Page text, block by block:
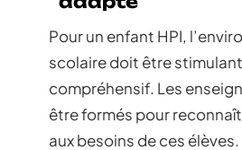
Pour un enfant HPI,
scolaire doit être
compréhensif. Les
être formés pour
aux besoins de ces